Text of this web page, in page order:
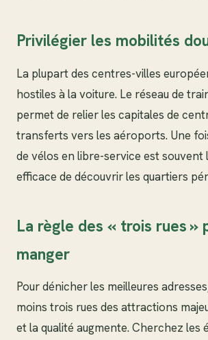
Privilégier les mobilités
La plupart des centres-villes
hostiles à la voiture. Le réseau de
permet de relier les capitales de
transferts vers les aéroports. Une
de vélos en libre-service est souvent
efficace de découvrir les quartiers
La règle des « trois rues »
manger
Pour dénicher les meilleures
moins trois rues des attractions
et la qualité augmente. Cherchez les